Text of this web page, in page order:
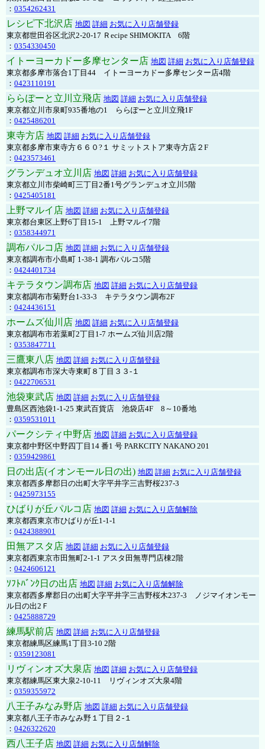
： 0354262431
レシピ下北沢店 地図 詳細 お気に入り店舗登録
東京都世田谷区北沢2-20-17 Ｒecipe SHIMOKITA 6階
： 0354330450
イトーヨーカドー多摩センター店 地図 詳細 お気に入り店舗登録
東京都多摩市落合1丁目44 イトーヨーカドー多摩センター店4階
： 0423110191
ららぽーと立川立飛店 地図 詳細 お気に入り店舗登録
東京都立川市泉町935番地の1 ららぽーと立川立飛1F
： 0425486201
東寺方店 地図 詳細 お気に入り店舗登録
東京都多摩市東寺方６６０?１ サミットストア東寺方店２F
： 0423573461
グランデュオ立川店 地図 詳細 お気に入り店舗登録
東京都立川市柴崎町三丁目2番1号グランデュオ立川5階
： 0425405181
上野マルイ店 地図 詳細 お気に入り店舗登録
東京都台東区上野6丁目15-1 上野マルイ7階
： 0358344971
調布パルコ店 地図 詳細 お気に入り店舗登録
東京都調布市小島町 1-38-1 調布パルコ5階
： 0424401734
キテラタウン調布店 地図 詳細 お気に入り店舗登録
東京都調布市菊野台1-33-3 キテラタウン調布2F
： 0424436151
ホームズ仙川店 地図 詳細 お気に入り店舗登録
東京都調布市若葉町2丁目1-7 ホームズ仙川店2階
： 0353847711
三鷹東八店 地図 詳細 お気に入り店舗登録
東京都調布市深大寺東町８丁目３３-１
： 0422706531
池袋東武店 地図 詳細 お気に入り店舗登録
豊島区西池袋1-1-25 東武百貨店 池袋店4F 8～10番地
： 0359531011
パークシティ中野店 地図 詳細 お気に入り店舗登録
東京都中野区中野四丁目14 番1 号 PARKCITY NAKANO 201
： 0359429861
日の出店(イオンモール日の出) 地図 詳細 お気に入り店舗登録
東京都西多摩郡日の出町大字平井字三吉野桜237-3
： 0425973155
ひばりが丘パルコ店 地図 詳細 お気に入り店舗解除
東京都西東京市ひばりが丘1-1-1
： 0424388901
田無アスタ店 地図 詳細 お気に入り店舗登録
東京都西東京市田無町2-1-1 アスタ田無専門店棟2階
： 0424606121
ｿﾌﾄﾊﾞﾝｸ日の出店 地図 詳細 お気に入り店舗解除
東京都西多摩郡日の出町大字平井字三吉野桜木237-3 ノジマイオンモー
ル日の出2Ｆ
： 0425888729
練馬駅前店 地図 詳細 お気に入り店舗登録
東京都練馬区練馬1丁目3-10 2階
： 0359123081
リヴィンオズ大泉店 地図 詳細 お気に入り店舗登録
東京都練馬区東大泉2-10-11 リヴィンオズ大泉4階
： 0359355972
八王子みなみ野店 地図 詳細 お気に入り店舗登録
東京都八王子市みなみ野１丁目２-１
： 0426322620
西八王子店 地図 詳細 お気に入り店舗解除